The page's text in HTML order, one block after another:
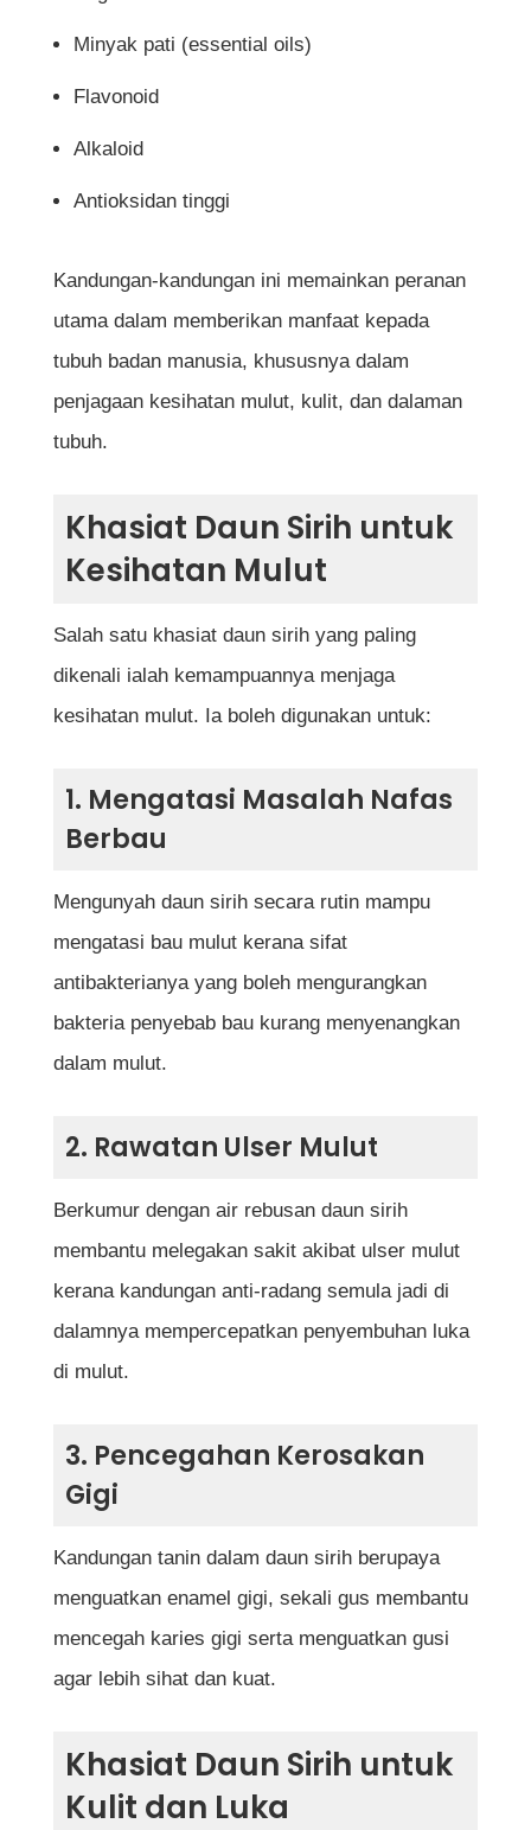
Adakah selamat menggunakan daun sirih
Bolehkah daun sirih merawat jerawat?
Siapa yang tidak digalakkan
menggunakan daun sirih?
Minyak pati (essential oils)
Flavonoid
Alkaloid
Antioksidan tinggi
Kandungan-kandungan ini memainkan peranan
utama dalam memberikan manfaat kepada
tubuh badan manusia, khususnya dalam
penjagaan kesihatan mulut, kulit, dan dalaman
tubuh.
Khasiat Daun Sirih untuk
Kesihatan Mulut
Salah satu khasiat daun sirih yang paling
dikenali ialah kemampuannya menjaga
kesihatan mulut. Ia boleh digunakan untuk:
1. Mengatasi Masalah Nafas
Berbau
Mengunyah daun sirih secara rutin mampu
mengatasi bau mulut kerana sifat
antibakterianya yang boleh mengurangkan
bakteria penyebab bau kurang menyenangkan
dalam mulut.
2. Rawatan Ulser Mulut
Berkumur dengan air rebusan daun sirih
membantu melegakan sakit akibat ulser mulut
kerana kandungan anti-radang semula jadi di
dalamnya mempercepatkan penyembuhan luka
di mulut.
3. Pencegahan Kerosakan
Gigi
Kandungan tanin dalam daun sirih berupaya
menguatkan enamel gigi, sekali gus membantu
mencegah karies gigi serta menguatkan gusi
agar lebih sihat dan kuat.
Khasiat Daun Sirih untuk
Kulit dan Luka